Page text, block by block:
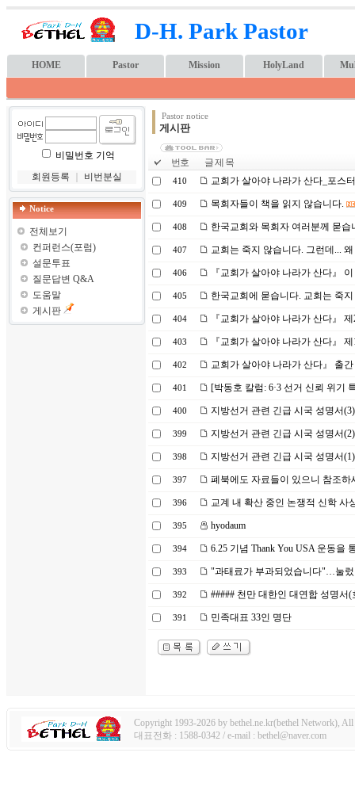
D-H. Park Pastor
HOME Pastor Mission HolyLand
비밀번호 기억
회원등록
비번분실
Notice
전체보기
컨퍼런스(포럼)
설문투표
질문답변 Q&A
도움말
게시판
Pastor notice
게시판
번호 글 제 목
410 교회가 살아야 나라가 산다_포스터
409 목회자들이 책을 읽지 않습니다.
408 한국교회와 목회자 여러분께 묻
407 교회는 죽지 않습니다. 그런데...
406 『교회가 살아야 나라가 산다』
405 한국교회에 묻습니다. 교회는 죽
404 『교회가 살아야 나라가 산다』
403 『교회가 살아야 나라가 산다』
402 교회가 살아야 나라가 산다』 출
401 [박동호 칼럼: 6·3 선거 신뢰 위기
400 지방선거 관련 긴급 시국 성명서(3)
399 지방선거 관련 긴급 시국 성명서(2)
398 지방선거 관련 긴급 시국 성명서(1)
397 폐북에도 자료들이 있으니 참조하
396 교계 내 확산 중인 논쟁적 신학 사
395 hyodaum
394 6.25 기념 Thank You USA 운동을
393 "과태료가 부과되었습니다"…눌
392 ##### 천만 대한인 대연합 성명서
391 민족대표 33인 명단
Copyright 1993-2026 by bethel.ne.kr(bethel Network), All
대표전화 : 1588-0342 / e-mail : bethel@naver.com